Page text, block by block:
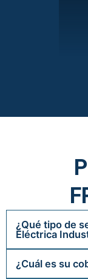
¿Qué tipo de
Eléctrica
¿Cuál es su